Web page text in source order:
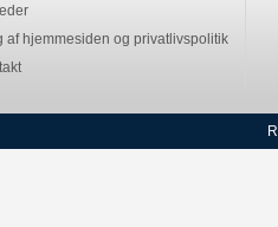
af hjemmesiden og privatlivspolitik